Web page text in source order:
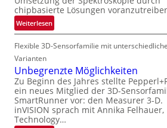
u
f
t
-
u
n
d
R
a
u
m
R
e
g
n
chipbasierte Lösungen
Weiterlesen:
P
a
t
n
e
r
s
c
Flexible 3D-Sensorfamilie mit
Varianten
Unbegrenzte Möglichkeiten
Zu Beginn des Jahres stellte
ein neues Mitglied der 3D-
SmartRunner vor: den Measurer 3-D.
inVISION sprach mit Annika Felhauer,
Technology…